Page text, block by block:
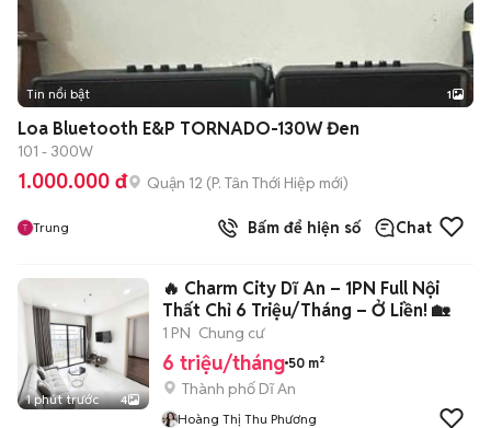
Tin nổi bật 1
Loa Bluetooth E&P TORNADO-130W Đen
101 - 300W
1.000.000 đ Quận 12 (P. Tân Thới Hiệp mới)
Trung Bấm để hiện số Chat
1 phút trước 4
🔥 Charm City Dĩ An – 1PN Full Nội
Thất Chỉ 6 Triệu/Tháng – Ở Liền! 🏡
1 PN Chung cư
6 triệu/tháng 50 m²
Thành phố Dĩ An
Hoàng Thị Thu Phương